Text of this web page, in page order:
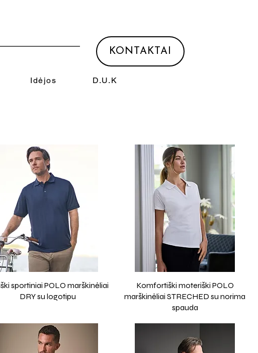
Idėjos D.U.K
KONTAKTAI
sportiniai POLO marškinėliai
DRY su logotipu
Komfortiški moteriški POLO
marškinėliai STRECHED su norima
spauda